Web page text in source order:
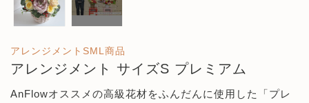
アレンジメントSML商品
アレンジメント サイズS プレミアム
AnFlowオススメの高級花材をふんだんに使用した「プレ